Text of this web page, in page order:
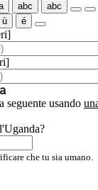
abc abc
ù é
seguente usando
che tu sia umano.